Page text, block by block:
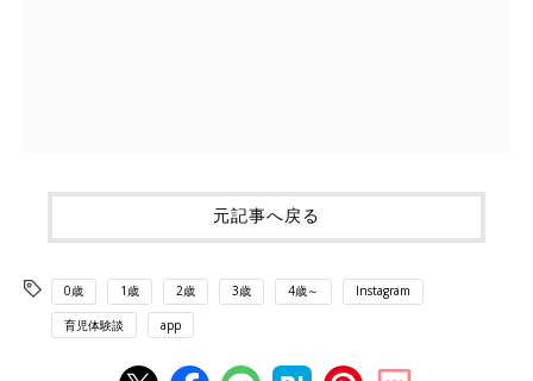
元記事へ戻る
0歳 1歳 2歳 3歳 4歳～ Instagram
育児体験談 app